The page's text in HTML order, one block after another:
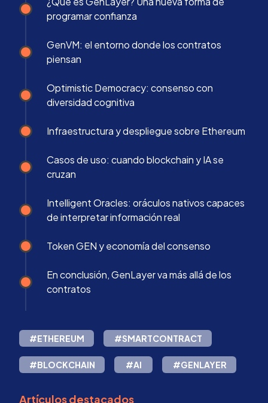
programar confianza
GenVM: el entorno donde los contratos
piensan
Optimistic Democracy: consenso con
diversidad cognitiva
Infraestructura y despliegue sobre Ethereum
Casos de uso: cuando blockchain y IA se
cruzan
Intelligent Oracles: oráculos nativos capaces
de interpretar información real
Token GEN y economía del consenso
En conclusión, GenLayer va más allá de los
contratos
#ETHEREUM #SMARTCONTRACT
#BLOCKCHAIN #AI #GENLAYER
Artículos destacados